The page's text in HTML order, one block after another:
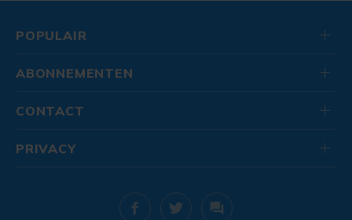
POPULAIR
ABONNEMENTEN
CONTACT
PRIVACY